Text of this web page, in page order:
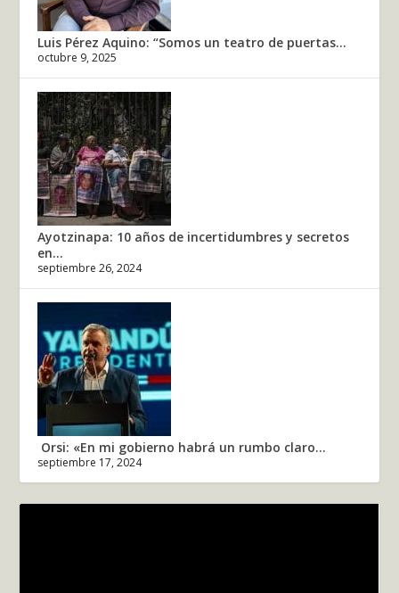
Luis Pérez Aquino: “Somos un teatro de puertas...
octubre 9, 2025
Ayotzinapa: 10 años de incertidumbres y secretos
en...
septiembre 26, 2024
Orsi: «En mi gobierno habrá un rumbo claro...
septiembre 17, 2024